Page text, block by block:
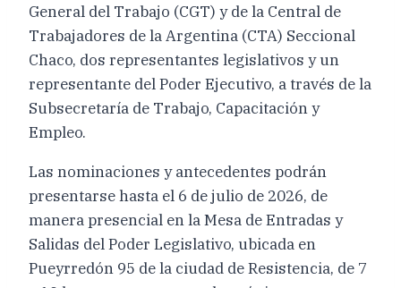
General del Trabajo (CGT) y de la Central de
Trabajadores de la Argentina (CTA) Seccional
Chaco, dos representantes legislativos y un
representante del Poder Ejecutivo, a través de la
Subsecretaría de Trabajo, Capacitación y
Empleo.
Las nominaciones y antecedentes podrán
presentarse hasta el 6 de julio de 2026, de
manera presencial en la Mesa de Entradas y
Salidas del Poder Legislativo, ubicada en
Pueyrredón 95 de la ciudad de Resistencia, de 7